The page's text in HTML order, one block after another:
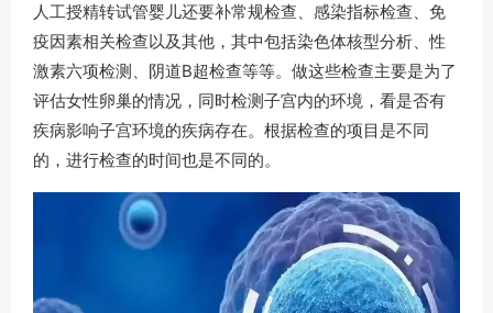
人工授精转试管婴儿还要补常规检查、感染指标检查、免
疫因素相关检查以及其他，其中包括染色体核型分析、性
激素六项检测、阴道B超检查等等。做这些检查主要是为了
评估女性卵巢的情况，同时检测子宫内的环境，看是否有
疾病影响子宫环境的疾病存在。根据检查的项目是不同
的，进行检查的时间也是不同的。